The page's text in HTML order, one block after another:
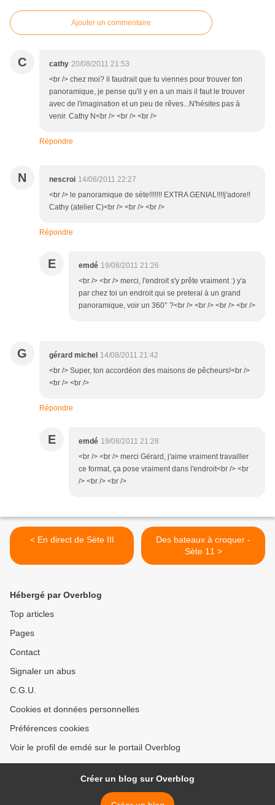
Ajouter un commentaire
C cathy 20/08/2011 21:53
<br /> chez moi? il faudrait que tu viennes pour trouver ton
panoramique, je pense qu'il y en a un mais il faut le trouver
avec de l'imagination et un peu de rêves...N'hésites pas à
venir. Cathy N<br /> <br /> <br />
Répondre
N nescroi 14/08/2011 22:27
<br /> le panoramique de sète!!!!!!! EXTRA GENIAL!!!!j'adore!!
Cathy (atelier C)<br /> <br /> <br />
Répondre
E emdé 19/08/2011 21:26
<br /> <br /> merci, l'endroit s'y prête vraiment :) y'a
par chez toi un endroit qui se preterai à un grand
panoramique, voir un 360° ?<br /> <br /> <br /> <br />
G gérard michel 14/08/2011 21:42
<br /> Super, ton accordéon des maisons de pêcheurs!<br />
<br /> <br />
Répondre
E emdé 19/08/2011 21:28
<br /> <br /> merci Gérard, j'aime vraiment travailler
ce format, ça pose vraiment dans l'endroit<br /> <br
/> <br /> <br />
< En direct de Sète III
Des bateaux à croquer -
Sète 11 >
Hébergé par Overblog
Top articles
Pages
Contact
Signaler un abus
C.G.U.
Cookies et données personnelles
Préférences cookies
Voir le profil de emdé sur le portail Overblog
Créer un blog sur Overblog